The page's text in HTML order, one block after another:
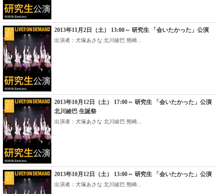
2013年11月2日（土） 13:00～ 研究生 「会いたかった」公演
出演者：犬塚あさな 北川綾巴 熊崎...
2013年10月12日（土） 17:00～ 研究生 「会いたかった」公演
北川綾巴 生誕祭
出演者：犬塚あさな 北川綾巴 熊崎...
2013年10月12日（土） 13:00～ 研究生 「会いたかった」公演
出演者：犬塚あさな 北川綾巴 熊崎...